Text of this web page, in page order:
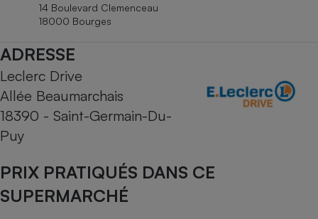
14 Boulevard Clemenceau
18000 Bourges
ADRESSE
Leclerc Drive
Allée Beaumarchais
18390 - Saint-Germain-Du-
Puy
PRIX PRATIQUÉS DANS CE
SUPERMARCHÉ